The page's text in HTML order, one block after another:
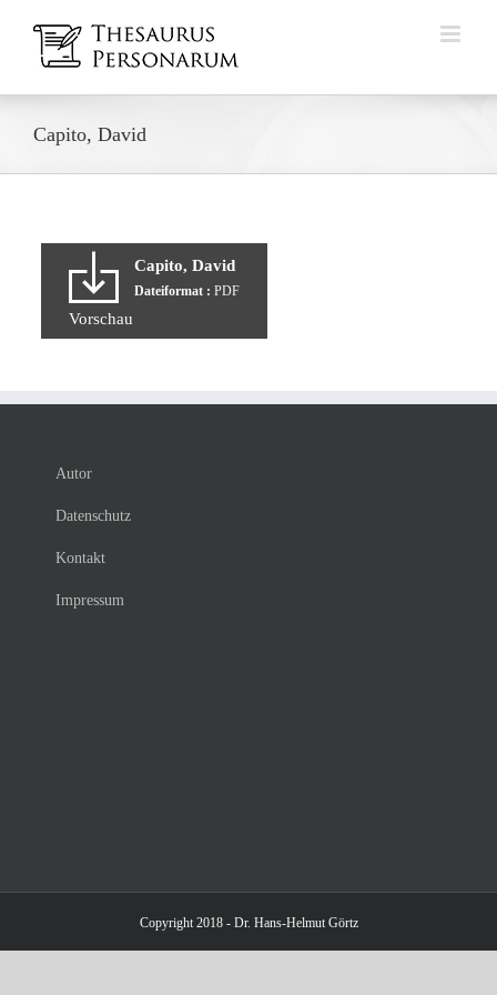
Inhalt
springen
Capito, David
Capito, David
Dateiformat : PDF
Vorschau
Autor
Datenschutz
Kontakt
Impressum
Copyright 2018 - Dr. Hans-Helmut Görtz